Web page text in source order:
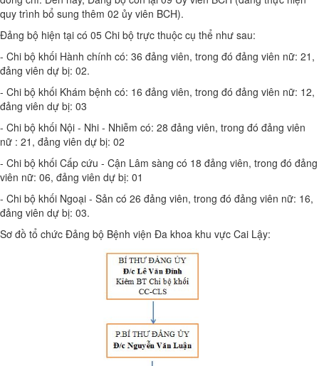
quy trình bổ sung thêm 02 ủy viên BCH).
Đảng bộ hiện tại có 05 Chi bộ trực thuộc cụ thể như sau:
- Chi bộ khối Hành chính có: 36 đảng viên, trong đó đảng viên nữ: 21,
đảng viên dự bị: 02.
- Chi bộ khối Khám bệnh có: 16 đảng viên, trong đó đảng viên nữ: 12,
đảng viên dự bị: 03
- Chi bộ khối Nội - Nhi - Nhiễm có: 28 đảng viên, trong đó đảng viên
nữ : 21, đảng viên dự bị: 02
- Chi bộ khối Cấp cứu - Cận Lâm sàng có 18 đảng viên, trong đó đảng
viên nữ: 06, đảng viên dự bị: 01
- Chi bộ khối Ngoại - Sản có 26 đảng viên, trong đó đảng viên nữ: 16,
đảng viên dự bị: 03.
Sơ đồ tổ chức Đảng bộ Bệnh viện Đa khoa khu vực Cai Lậy: